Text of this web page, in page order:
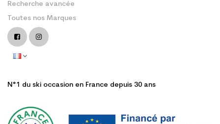
Recherche avancée
Toutes nos Marques
N°1 du ski occasion en France depuis 30 ans